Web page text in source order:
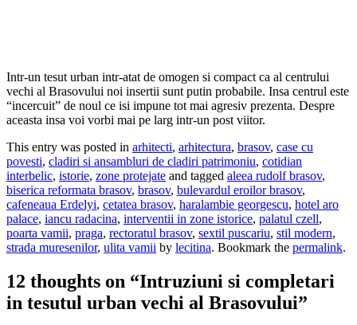
Intr-un tesut urban intr-atat de omogen si compact ca al centrului
vechi al Brasovului noi insertii sunt putin probabile. Insa centrul este
“incercuit” de noul ce isi impune tot mai agresiv prezenta. Despre
aceasta insa voi vorbi mai pe larg intr-un post viitor.
This entry was posted in arhitecti, arhitectura, brasov, case cu
povesti, cladiri si ansambluri de cladiri patrimoniu, cotidian
interbelic, istorie, zone protejate and tagged aleea rudolf brasov,
biserica reformata brasov, brasov, bulevardul eroilor brasov,
cafeneaua Erdelyi, cetatea brasov, haralambie georgescu, hotel aro
palace, iancu radacina, interventii in zone istorice, palatul czell,
poarta vamii, praga, rectoratul brasov, sextil puscariu, stil modern,
strada muresenilor, ulita vamii by lecitina. Bookmark the permalink.
12 thoughts on “Intruziuni si completari
in tesutul urban vechi al Brasovului”